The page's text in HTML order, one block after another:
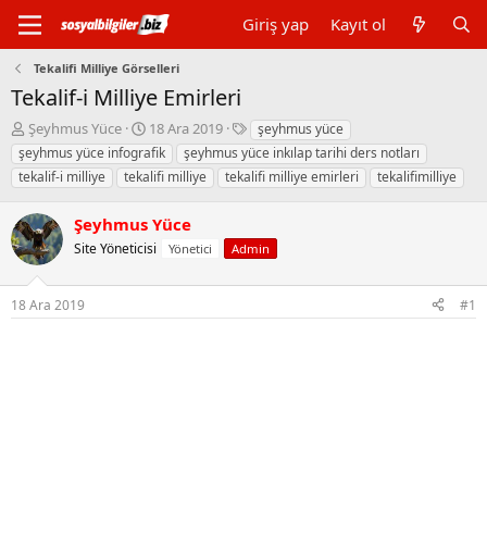
Giriş yap Kayıt ol
Tekalifi Milliye Görselleri
Tekalif-i Milliye Emirleri
K
o
n
b
y
u
b
a
ş
l
Şeyhmus Yüce
B
a
ş
l
n
g
ç
a
18 Ara 2019
E
t
i
k
l
e
r
şeyhmus yüce
şeyhmus yüce infografik
şeyhmus yüce inkılap tarihi ders notları
tekalif-i milliye
tekalifi milliye tekalifi milliye emirleri tekalifimilliye
Şeyhmus Yüce
Site Yöneticisi Yönetici Admin
18 Ara 2019 #1